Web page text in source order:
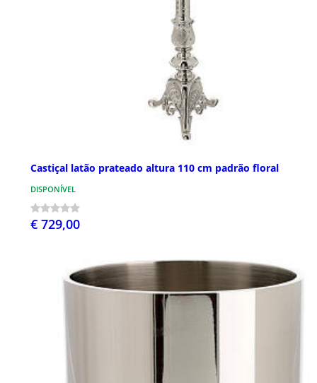
Castiçal latão prateado altura 110 cm padrão floral
DISPONÍVEL
€ 729,00